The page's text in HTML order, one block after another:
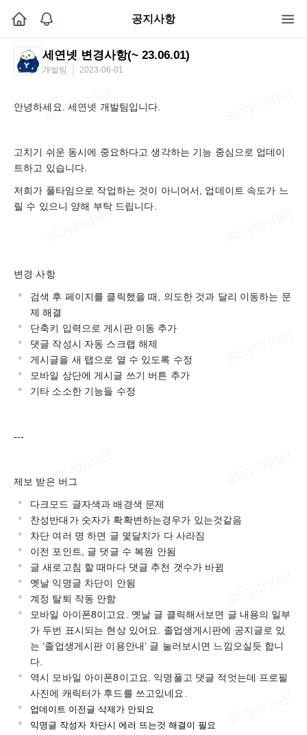
공지사항
세연넷 변경사항(~ 23.06.01)
개발팀 2023-06-01
안녕하세요. 세연넷 개발팀입니다.
고치기 쉬운 동시에 중요하다고 생각하는 기능 중심으로 업데이
트하고 있습니다.
저희가 풀타임으로 작업하는 것이 아니어서, 업데이트 속도가 느
릴 수 있으니 양해 부탁 드립니다.
변경 사항
검색 후 페이지를 클릭했을 때, 의도한 것과 달리 이동하는 문
제 해결
단축키 입력으로 게시판 이동 추가
댓글 작성시 자동 스크랩 해제
게시글을 새 탭으로 열 수 있도록 수정
모바일 상단에 게시글 쓰기 버튼 추가
기타 소소한 기능들 수정
---
제보 받은 버그
다크모드 글자색과 배경색 문제
찬성반대가 숫자가 확확변하는경우가 있는것같음
차단 여러 명 하면 글 몇달치가 다 사라짐
이전 포인트, 글 댓글 수 복원 안됨
글 새로고침 할 때마다 댓글 추천 갯수가 바뀜
옛날 익명글 차단이 안됨
계정 탈퇴 작동 안함
모바일 아이폰8이고요. 옛날 글 클릭해서보면 글 내용의 일부
가 두번 표시되는 현상 있어요. 졸업생게시판에 공지글로 있
는 ‘졸업생게시판 이용안내’ 글 눌러보시면 느낌오실듯 합니
다.
역시 모바일 아이폰8이고요. 익명풀고 댓글 적엇는데 프로필
사진에 캐릭터가 후드를 쓰고있네요.
업데이트 이전글 삭제가 안되요
익명글 작성자 차단시 에러 뜨는것 해결이 필요